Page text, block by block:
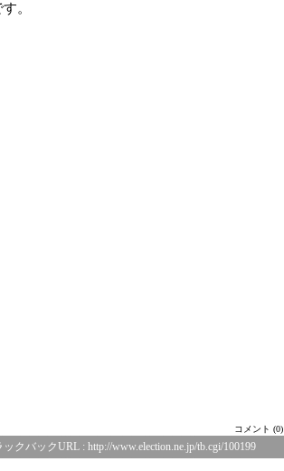
。
コメント (0)
ックバックURL : http://www.election.ne.jp/tb.cgi/100199